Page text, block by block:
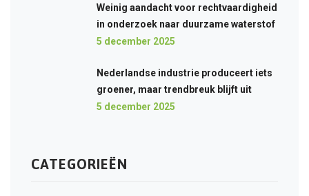
Weinig aandacht voor rechtvaardigheid
in onderzoek naar duurzame waterstof
5 december 2025
Nederlandse industrie produceert iets
groener, maar trendbreuk blijft uit
5 december 2025
CATEGORIEËN